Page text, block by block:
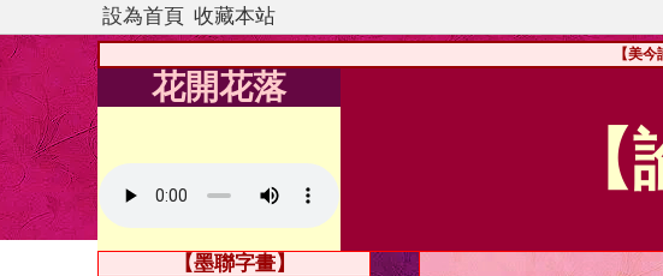
設為首頁 收藏本站
【美
花開花落
【墨聯字畫】